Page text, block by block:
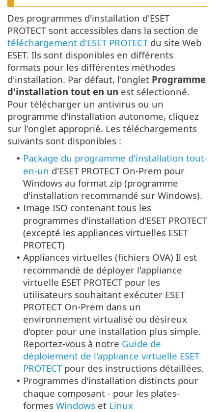
Des programmes d'installation d'ESET
PROTECT sont accessibles dans la section de
téléchargement d'ESET PROTECTdu site Web
ESET. Ils sont disponibles en différents
formats pour les différentes méthodes
d'installation. Par défaut, l'onglet Programme
d'installation tout en un est sélectionné.
Pour télécharger un antivirus ou un
programme d'installation autonome, cliquez
sur l'onglet approprié. Les téléchargements
suivants sont disponibles :
• Package du programme d'installation tout-
en-un d'ESET PROTECT On-Prem pour
Windows au format zip (programme
d'installation recommandé sur Windows).
• Image ISO contenant tous les
programmes d'installation d'ESET PROTECT
(excepté les appliances virtuelles ESET
PROTECT)
• Appliances virtuelles (fichiers OVA) Il est
recommandé de déployer l'appliance
virtuelle ESET PROTECT pour les
utilisateurs souhaitant exécuter ESET
PROTECT On-Prem dans un
environnement virtualisé ou désireux
d'opter pour une installation plus simple.
Reportez-vous à notre Guide de
déploiement de l'appliance virtuelle ESET
PROTECTpour des instructions détaillées.
• Programmes d'installation distincts pour
chaque composant - pour les plates-
formes Windows et Linux